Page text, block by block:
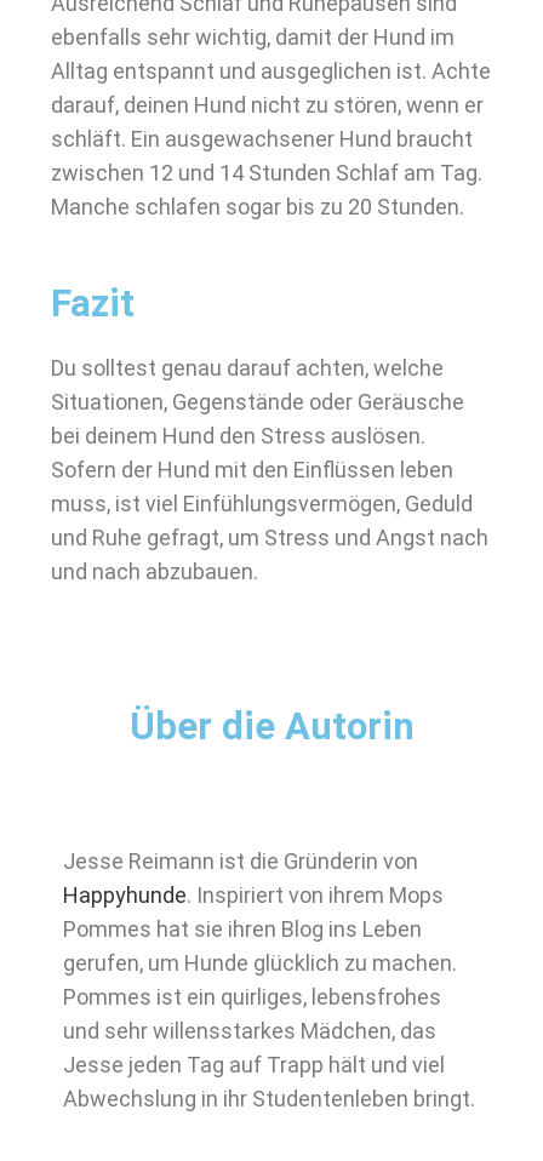
ebenfalls sehr wichtig, damit der Hund im
Alltag entspannt und ausgeglichen ist. Achte
darauf, deinen Hund nicht zu stören, wenn er
schläft. Ein ausgewachsener Hund braucht
zwischen 12 und 14 Stunden Schlaf am Tag.
Manche schlafen sogar bis zu 20 Stunden.
Fazit
Du solltest genau darauf achten, welche
Situationen, Gegenstände oder Geräusche
bei deinem Hund den Stress auslösen.
Sofern der Hund mit den Einflüssen leben
muss, ist viel Einfühlungsvermögen, Geduld
und Ruhe gefragt, um Stress und Angst nach
und nach abzubauen.
Über die Autorin
Jesse Reimann ist die Gründerin von
Happyhunde. Inspiriert von ihrem Mops
Pommes hat sie ihren Blog ins Leben
gerufen, um Hunde glücklich zu machen.
Pommes ist ein quirliges, lebensfrohes
und sehr willensstarkes Mädchen, das
Jesse jeden Tag auf Trapp hält und viel
Abwechslung in ihr Studentenleben bringt.